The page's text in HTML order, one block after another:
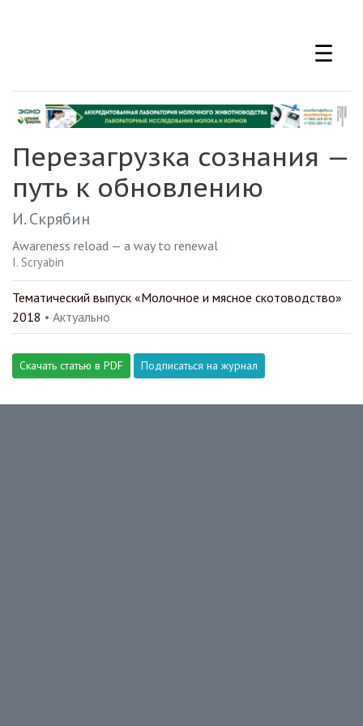
☰
Перезагрузка сознания —
путь к обновлению
И. Скрябин
Awareness reload — a way to renewal
I. Scryabin
Тематический выпуск «Молочное и мясное скотоводство»
2018 • Актуально
Скачать статью в PDF Подписаться на журнал